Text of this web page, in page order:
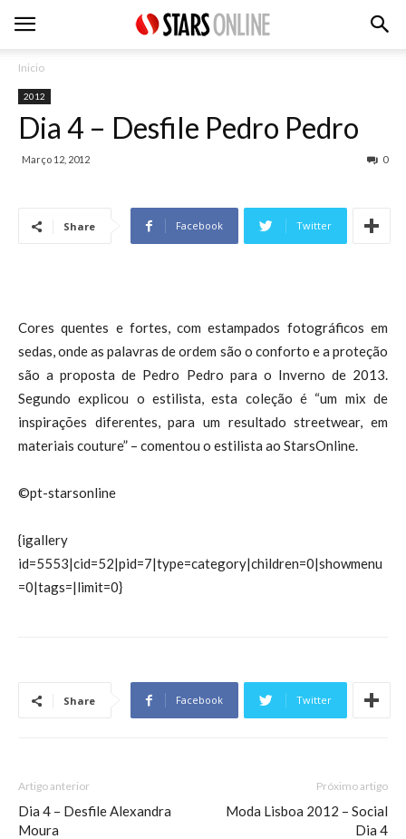
Inicio
2012
Dia 4 – Desfile Pedro Pedro
Março 12, 2012 0
Share Facebook Twitter
Cores quentes e fortes, com estampados fotográficos em
sedas, onde as palavras de ordem são o conforto e a proteção
são a proposta de Pedro Pedro para o Inverno de 2013.
Segundo explicou o estilista, esta coleção é “um mix de
inspirações diferentes, para um resultado streetwear, em
materiais couture” – comentou o estilista ao StarsOnline.
©pt-starsonline
{igallery
id=5553|cid=52|pid=7|type=category|children=0|showmenu
=0|tags=|limit=0}
Share Facebook Twitter
Artigo anterior
Dia 4 – Desfile Alexandra
Moura
Próximo artigo
Moda Lisboa 2012 – Social
Dia 4